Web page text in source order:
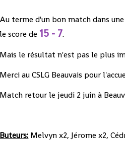
Au terme d'un bon match dans
le score de15 - 7.
Mais le résultat n'est pas le plus
Merci au CSLG Beauvais pour
Match retour le jeudi 2 juin à
Buteurs: Melvyn x2, Jérome x2,